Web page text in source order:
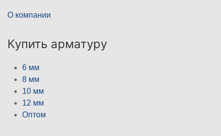
О компании
Купить арматуру
6 мм
8 мм
10 мм
12 мм
Оптом